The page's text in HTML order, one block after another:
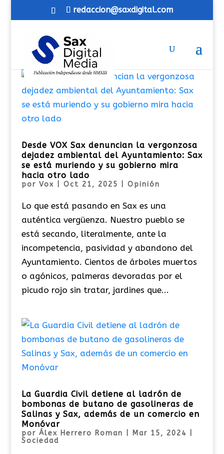
redaccion@saxdigital.com
Desde VOX Sax denuncian la vergonzosa
dejadez ambiental del Ayuntamiento: Sax
se está muriendo y su gobierno mira
hacia otro lado
por Vox Oct 21, 2025 Opinión
Lo que está pasando en Sax es una
auténtica vergüenza. Nuestro pueblo se
está secando, literalmente, ante la
incompetencia, pasividad y abandono del
Ayuntamiento. Cientos de árboles muertos
o agónicos, palmeras devoradas por el
picudo rojo sin tratar, jardines que...
La Guardia Civil detiene al ladrón de
bombonas de butano de gasolineras de
Salinas y Sax, además de un comercio en
Monóvar
por Álex Herrero Roman Mar 15, 2024
Sociedad